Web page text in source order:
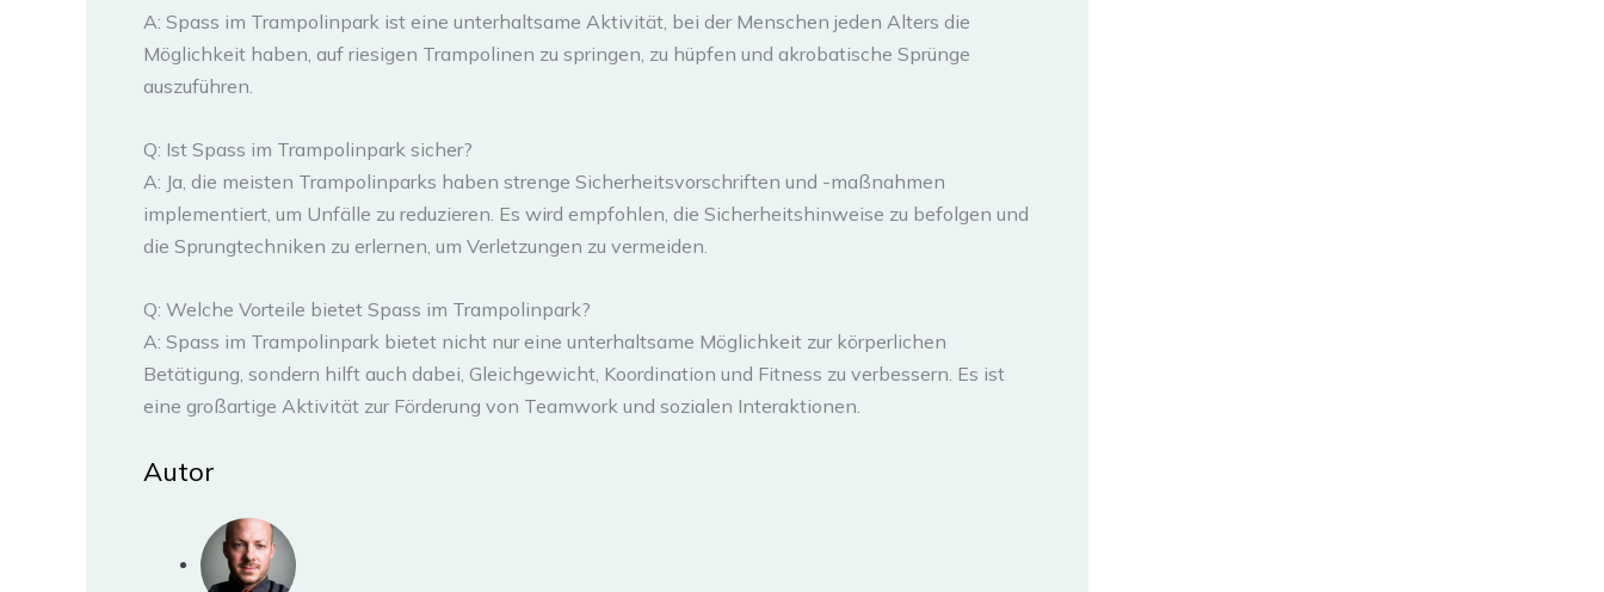
A: Spass im Trampolinpark ist eine unterhaltsame Aktivität, bei der Menschen jeden Alters die
Möglichkeit haben, auf riesigen Trampolinen zu springen, zu hüpfen und akrobatische Sprünge
auszuführen.
Q: Ist Spass im Trampolinpark sicher?
A: Ja, die meisten Trampolinparks haben strenge Sicherheitsvorschriften und -maßnahmen
implementiert, um Unfälle zu reduzieren. Es wird empfohlen, die Sicherheitshinweise zu befolgen und
die Sprungtechniken zu erlernen, um Verletzungen zu vermeiden.
Q: Welche Vorteile bietet Spass im Trampolinpark?
A: Spass im Trampolinpark bietet nicht nur eine unterhaltsame Möglichkeit zur körperlichen
Betätigung, sondern hilft auch dabei, Gleichgewicht, Koordination und Fitness zu verbessern. Es ist
eine großartige Aktivität zur Förderung von Teamwork und sozialen Interaktionen.
Autor